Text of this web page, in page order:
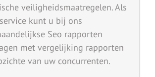
veiligheidsmaatregelen. Als
kunt u bij ons
Seo rapporten
met vergelijking rapporten
van uw concurrenten.